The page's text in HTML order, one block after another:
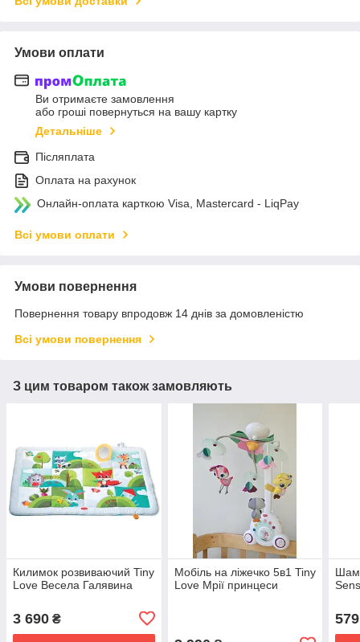
Умови оплати
Ви отримаєте замовлення
або гроші повернуться на вашу картку
Детальніше
Післяплата
Оплата на рахунок
Онлайн-оплата карткою Visa, Mastercard - LiqPay
Всі умови оплати
Умови повернення
Повернення товару впродовж 14 днів за домовленістю
Всі умови повернення
З цим товаром також замовляють
Килимок розвиваючий Tiny
Love Весела Галявина
3 690 ₴
Мобіль на ліжечко 5в1 Tiny
Love Мрії принцеси
579